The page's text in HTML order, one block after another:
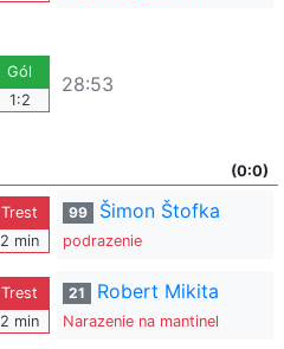
Gól
1:2
28:53
(0:0)
Trest
2 min
99 Šimon Štofka
podrazenie
Trest
2 min
21 Robert Mikita
Narazenie na mantinel